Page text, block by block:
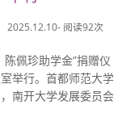
2025.12.10- 阅读92次
佩珍助学金”捐赠仪
举行。首都师范大学
南开大学发展委员会